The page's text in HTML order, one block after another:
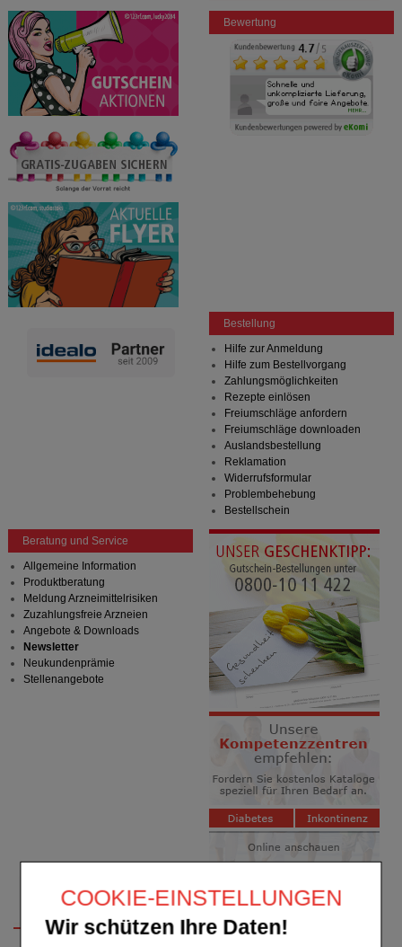
COOKIE-EINSTELLUNGEN
Wir schützen Ihre Daten!
Bewertung
Bestellung
Hilfe zur Anmeldung
Hilfe zum Bestellvorgang
Zahlungsmöglichkeiten
Rezepte einlösen
Freiumschläge anfordern
Freiumschläge downloaden
Auslandsbestellung
Reklamation
Widerrufsformular
Problembehebung
Bestellschein
Beratung und Service
Allgemeine Information
Produktberatung
Meldung Arzneimittelrisiken
Zuzahlungsfreie Arzneien
Angebote & Downloads
Newsletter
Neukundenprämie
Stellenangebote